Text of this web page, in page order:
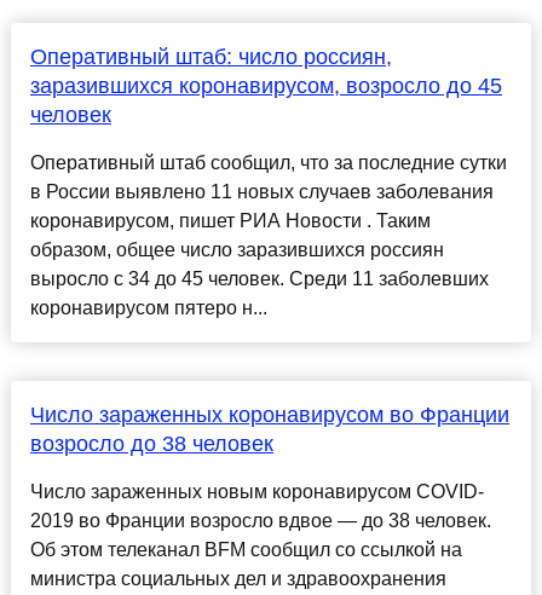
Оперативный штаб: число россиян,
заразившихся коронавирусом, возросло до 45
человек
Оперативный штаб сообщил, что за последние сутки
в России выявлено 11 новых случаев заболевания
коронавирусом, пишет РИА Новости . Таким
образом, общее число заразившихся россиян
выросло с 34 до 45 человек. Среди 11 заболевших
коронавирусом пятеро н...
Число зараженных коронавирусом во Франции
возросло до 38 человек
Число зараженных новым коронавирусом COVID-
2019 во Франции возросло вдвое — до 38 человек.
Об этом телеканал BFM сообщил со ссылкой на
министра социальных дел и здравоохранения